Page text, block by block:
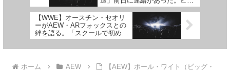
スなしのWWEはあり得ない」
【WWE】オースチン・セオリ
ーがAEW・ARフォックスとの
絆を語る。「スクールで初めて
プロレスを教えてくれた人だ」
ホーム AEW
【AEW】ポール・ワイト（ビッグ・